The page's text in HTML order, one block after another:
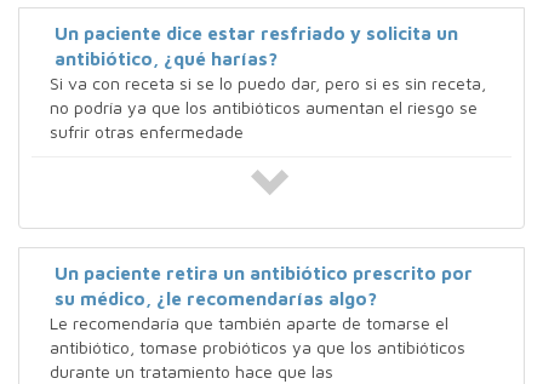
Un paciente dice estar resfriado y solicita un
antibiótico, ¿qué harías?
Si va con receta si se lo puedo dar, pero si es sin receta,
no podría ya que los antibióticos aumentan el riesgo se
sufrir otras enfermedade
Un paciente retira un antibiótico prescrito por
su médico, ¿le recomendarías algo?
Le recomendaría que también aparte de tomarse el
antibiótico, tomase probióticos ya que los antibióticos
durante un tratamiento hace que las